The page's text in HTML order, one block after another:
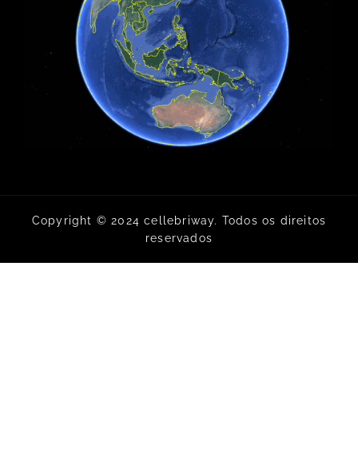
Copyright © 2024 cellebriway. Todos os direitos
reservados